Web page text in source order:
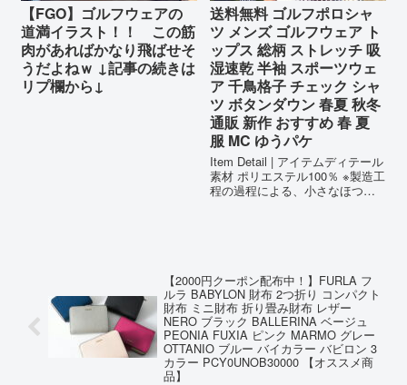
【FGO】ゴルフウェアの
道満イラスト！！ この筋
肉があればかなり飛ばせそ
うだよねｗ ↓記事の続きは
リプ欄から↓
送料無料 ゴルフポロシャ
ツ メンズ ゴルフウェア ト
ップス 総柄 ストレッチ 吸
湿速乾 半袖 スポーツウェ
ア 千鳥格子 チェック シャ
ツ ボタンダウン 春夏 秋冬
通販 新作 おすすめ 春 夏
服 MC ゆうパケ
Item Detail | アイテムディテール
素材 ポリエステル100％ ※製造工
程の過程による、小さなほつ
【2000円クーポン配布中！】FURLA フ
ルラ BABYLON 財布 2つ折り コンパクト
財布 ミニ財布 折り畳み財布 レザー
NERO ブラック BALLERINA ベージュ
PEONIA FUXIA ピンク MARMO グレー
OTTANIO ブルー バイカラー バビロン 3
カラー PCY0UNOB30000 【オススメ商
品】